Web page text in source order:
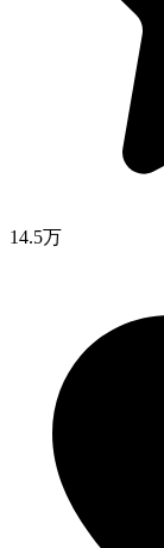
14.5万